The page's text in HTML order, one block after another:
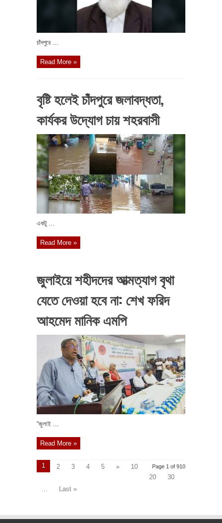
চাঁদপুরে ...
Read More »
বৃষ্টি হলেই চাঁদপুরে জলাবদ্ধতা,
কার্যকর উদ্যোগ চায় শহরবাসী
একটু ...
Read More »
জুলাইয়ে শহীদদের আত্মত্যাগ বৃথা
যেতে দেওয়া হবে না: শেখ ফরিদ
আহমেদ মানিক এমপি
“জুলাই ...
Read More »
Page 1 of 910
1 2 3 4 5 »
10
20
30
Last »